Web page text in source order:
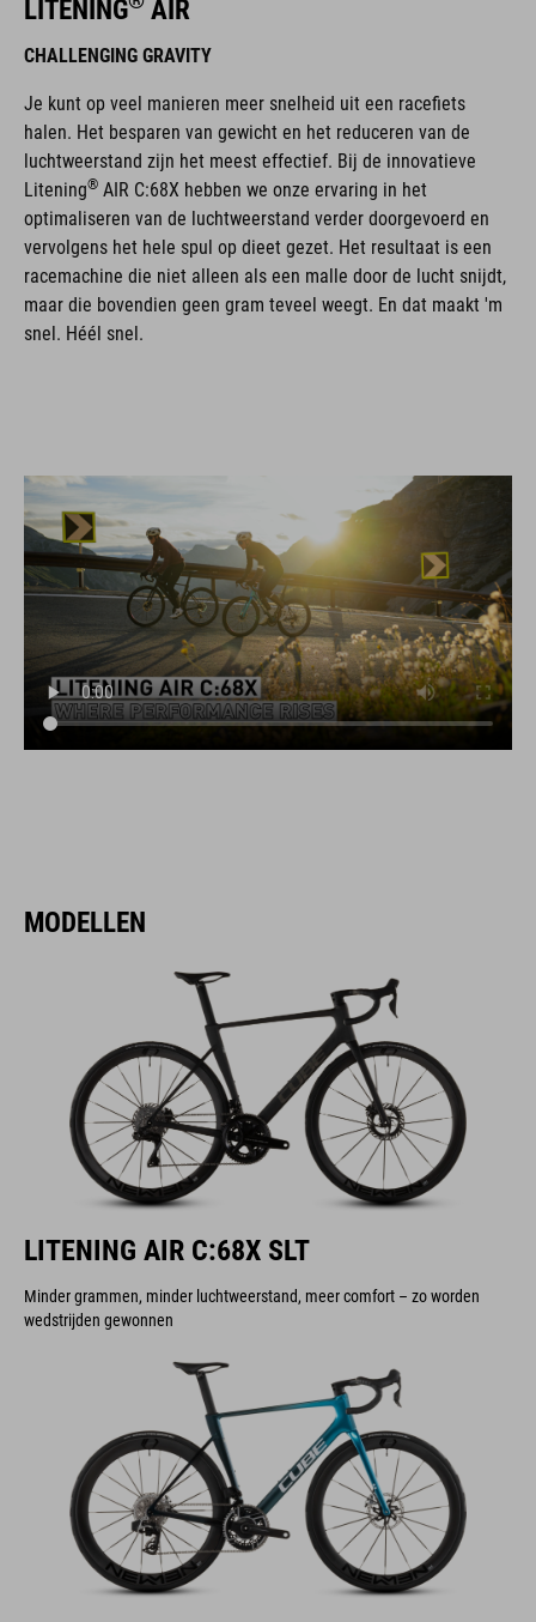
CHALLENGING GRAVITY
Je kunt op veel manieren meer snelheid uit een racefiets
halen. Het besparen van gewicht en het reduceren van de
luchtweerstand zijn het meest effectief. Bij de innovatieve
Litening
® AIR C:68X hebben we onze ervaring in het
optimaliseren van de luchtweerstand verder doorgevoerd en
vervolgens het hele spul op dieet gezet. Het resultaat is een
racemachine die niet alleen als een malle door de lucht snijdt,
maar die bovendien geen gram teveel weegt. En dat maakt 'm
snel. Héél snel.
MODELLEN
LITENING AIR C:68X SLT
Minder grammen, minder luchtweerstand, meer comfort – zo worden
wedstrijden gewonnen